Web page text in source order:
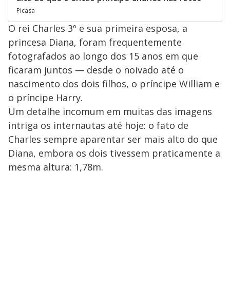
Picasa
O rei Charles 3º e sua primeira esposa, a
princesa Diana, foram frequentemente
fotografados ao longo dos 15 anos em que
ficaram juntos — desde o noivado até o
nascimento dos dois filhos, o príncipe William e
o príncipe Harry.
Um detalhe incomum em muitas das imagens
intriga os internautas até hoje: o fato de
Charles sempre aparentar ser mais alto do que
Diana, embora os dois tivessem praticamente a
mesma altura: 1,78m.